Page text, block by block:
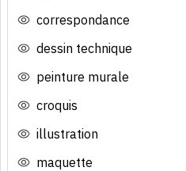
correspondance
dessin technique
peinture murale
croquis
illustration
maquette